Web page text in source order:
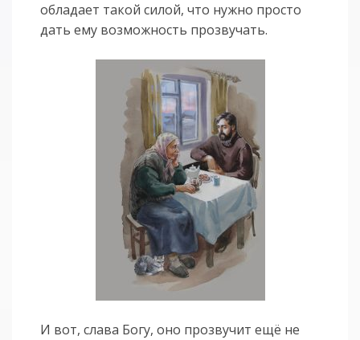
обладает такой силой, что нужно просто
дать ему возможность прозвучать.
И вот, слава Богу, оно прозвучит ещё не